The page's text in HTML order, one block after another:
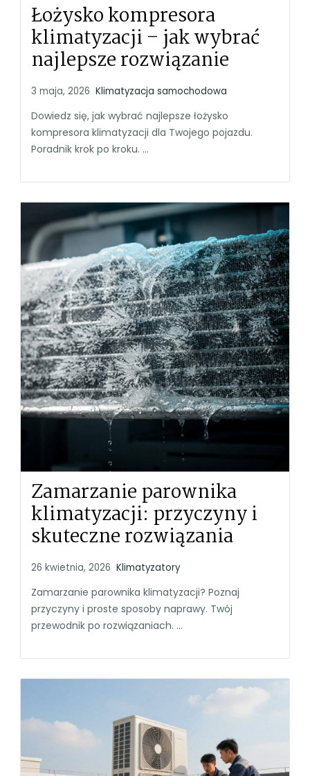
Łożysko kompresora
klimatyzacji – jak wybrać
najlepsze rozwiązanie
3 maja, 2026 Klimatyzacja samochodowa
Dowiedz się, jak wybrać najlepsze łożysko
kompresora klimatyzacji dla Twojego pojazdu.
Poradnik krok po kroku. ...
Zamarzanie parownika
klimatyzacji: przyczyny i
skuteczne rozwiązania
26 kwietnia, 2026 Klimatyzatory
Zamarzanie parownika klimatyzacji? Poznaj
przyczyny i proste sposoby naprawy. Twój
przewodnik po rozwiązaniach. ...